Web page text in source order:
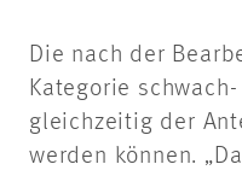
Die nach der
Kategorie
gleichzeitig der
werden können.